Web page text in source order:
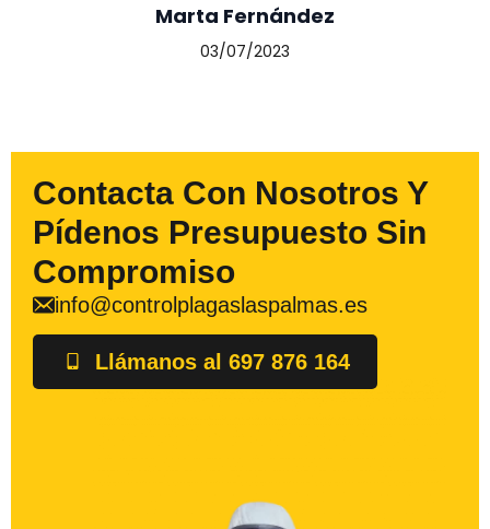
Marta Fernández
03/07/2023
Contacta Con Nosotros Y
Pídenos Presupuesto Sin
Compromiso
info@controlplagaslaspalmas.es
Llámanos al 697 876 164